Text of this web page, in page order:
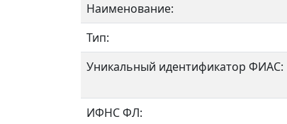
Наименование:
Тип:
Уникальный идентификатор ФИАС:
ИФНС ФЛ: